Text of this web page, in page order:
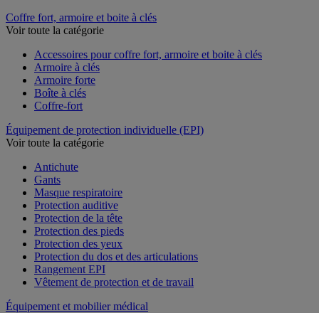
Coffre fort, armoire et boite à clés
Voir toute la catégorie
Accessoires pour coffre fort, armoire et boite à clés
Armoire à clés
Armoire forte
Boîte à clés
Coffre-fort
Équipement de protection individuelle (EPI)
Voir toute la catégorie
Antichute
Gants
Masque respiratoire
Protection auditive
Protection de la tête
Protection des pieds
Protection des yeux
Protection du dos et des articulations
Rangement EPI
Vêtement de protection et de travail
Équipement et mobilier médical